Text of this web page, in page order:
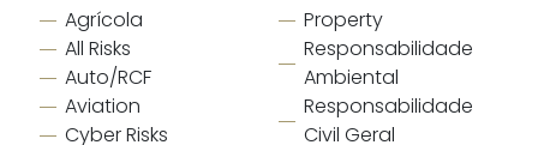
Agrícola
All Risks
Auto/RCF
Aviation
Cyber Risks
Property
Responsabilidade
Ambiental
Responsabilidade
Civil Geral